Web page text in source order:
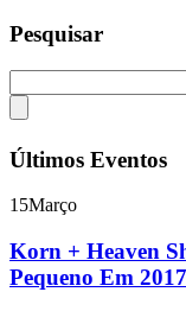
Pesquisar
Últimos Eventos
15Março
Korn + Heaven
Pequeno Em 2017